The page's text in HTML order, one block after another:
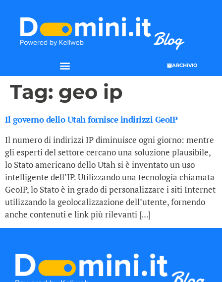
ARCHIVIO
Tag: geo ip
Il governo dello Utah fornisce indirizzi GeoIP
Il numero di indirizzi IP diminuisce ogni giorno: mentre
gli esperti del settore cercano una soluzione plausibile,
lo Stato americano dello Utah si è inventato un uso
intelligente dell’IP. Utilizzando una tecnologia chiamata
GeoIP, lo Stato è in grado di personalizzare i siti Internet
utilizzando la geolocalizzazione dell’utente, fornendo
anche contenuti e link più rilevanti […]